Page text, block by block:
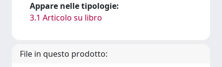
Appare nelle tipologie:
3.1 Articolo su libro
File in questo prodotto: